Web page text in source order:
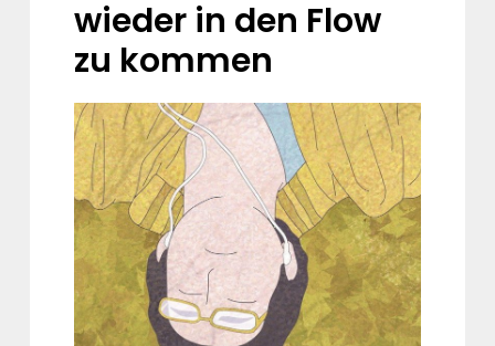
wieder in den Flow
zu kommen